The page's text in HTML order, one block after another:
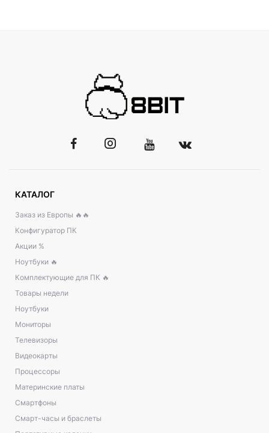
КАТАЛОГ
Заказ из Европы 🔥🔥
Конфигуратор ПК
Акции %
Ноутбуки 🔥
Комплектующие для ПК 🔥
Товары недели
Ноутбуки
Мониторы
Телевизоры
Видеокарты
Процессоры
Материнские платы
Смартфоны
Смарт-часы и браслеты